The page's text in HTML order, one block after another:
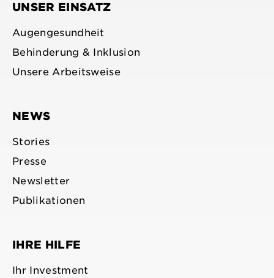
UNSER EINSATZ
Augengesundheit
Behinderung & Inklusion
Unsere Arbeitsweise
NEWS
Stories
Presse
Newsletter
Publikationen
IHRE HILFE
Ihr Investment